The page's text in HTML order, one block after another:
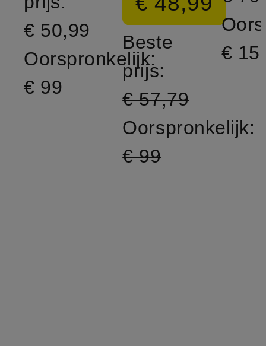
€ 50,99
Oorspronkelijk:
€ 99
Beste
prijs:
€ 57,79
Oorspronkelijk:
€ 99
€